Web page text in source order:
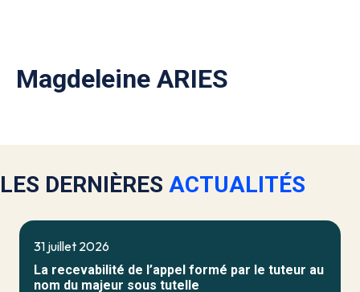
Magdeleine ARIES
LES DERNIÈRES ACTUALITÉS
31 juillet 2026
La recevabilité de l’appel formé par le tuteur au
nom du majeur sous tutelle